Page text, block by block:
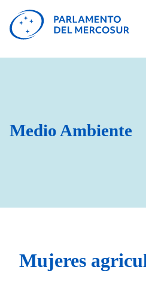
Medio Ambiente
Mujeres